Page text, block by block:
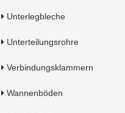
Unterlegbleche
Unterteilungsrohre
Verbindungsklammern
Wannenböden